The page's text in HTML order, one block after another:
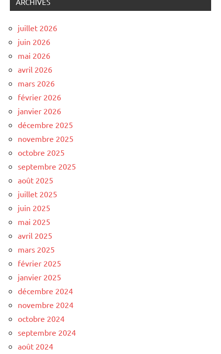
juillet 2026
juin 2026
mai 2026
avril 2026
mars 2026
février 2026
janvier 2026
décembre 2025
novembre 2025
octobre 2025
septembre 2025
août 2025
juillet 2025
juin 2025
mai 2025
avril 2025
mars 2025
février 2025
janvier 2025
décembre 2024
novembre 2024
octobre 2024
septembre 2024
août 2024